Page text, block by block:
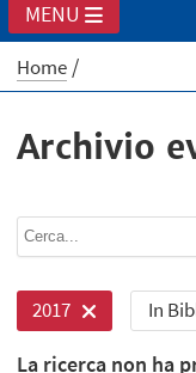
MENU
Home
Archivio
2017 In
La ricerca non ha